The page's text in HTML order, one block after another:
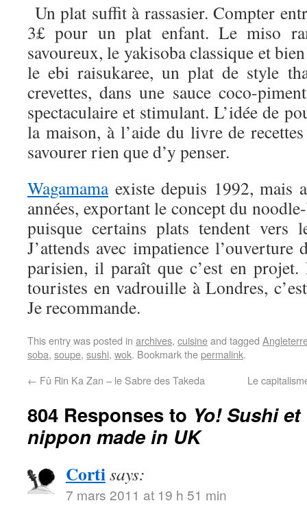
Un plat suffit à rassasier. Compter
3£ pour un plat enfant. Le miso
savoureux, le yakisoba classique et
le ebi raisukaree, un plat de style
crevettes, dans une sauce coco-
spectaculaire et stimulant. L’idée de
la maison, à l’aide du livre de
savourer rien que d’y penser.
Wagamamaexiste depuis 1992, mais
années, exportant le concept du
puisque certains plats tendent
J’attends avec impatience l’ouverture
parisien, il paraît que c’est en projet.
touristes en vadrouille à Londres,
Je recommande.
This entry was posted in archives, cuisineand tagged
soba, soupe, sushi, wok. Bookmark thepermalink.
← Fû Rin Ka Zan – le Sabre des Takeda Le
804 Responses to Yo! Sushi
nippon made in UK
Cortisays:
7 mars 2011 at 19 h 51 min